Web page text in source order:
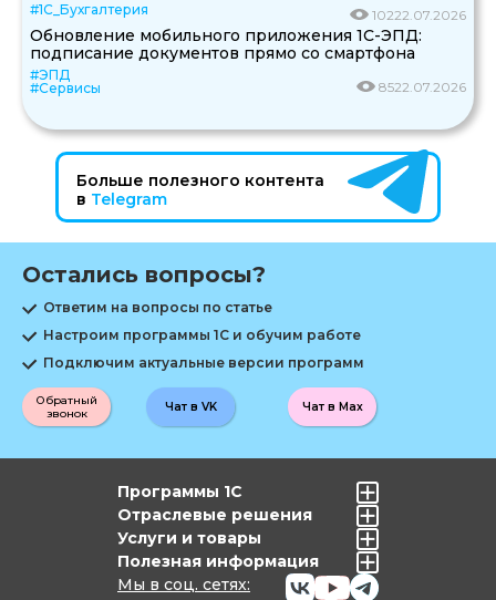
#1С_Бухгалтерия 10222.07.2026
Обновление мобильного приложения 1С-ЭПД:
подписание документов прямо со смартфона
#ЭПД
#Сервисы
8522.07.2026
Больше полезного контента
в Telegram
Остались вопросы?
Ответим на вопросы по статье
Настроим программы 1С и обучим работе
Подключим актуальные версии программ
Обратный
звонок
Чат в Max
Чат в VK
Мы в соц. сетях:
Программы 1С
Отраслевые решения
Услуги и товары
Полезная информация